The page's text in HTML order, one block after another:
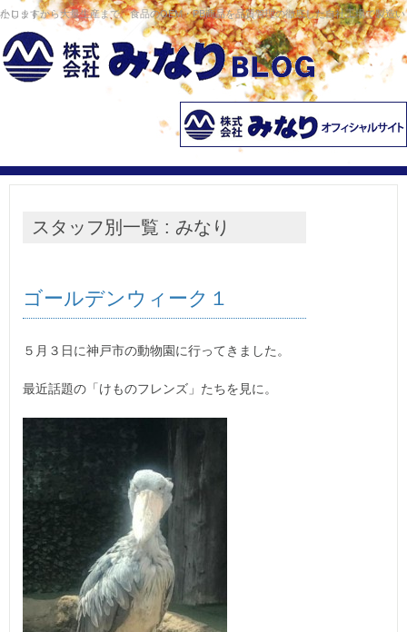
コンテンツへ移動
小ロットから大量生産まで、食品のOEM・PB商品を品質管理の徹底した自社工場で製造いたします。
スタッフ別一覧 : みなり
ゴールデンウィーク１
５月３日に神戸市の動物園に行ってきました。
最近話題の「けものフレンズ」たちを見に。